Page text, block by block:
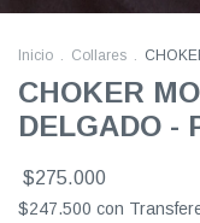
Inicio . Collares .
CHOKER
DELGADO -
$275.000
$247.500 con